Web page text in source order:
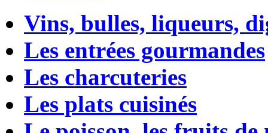
Vins, bulles, liqueurs,
Les entrées gourmandes
Les charcuteries
Les plats cuisinés